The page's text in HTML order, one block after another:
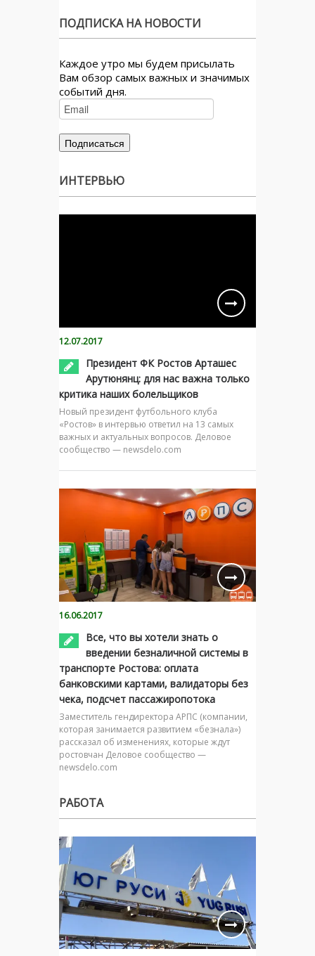
ПОДПИСКА НА НОВОСТИ
Каждое утро мы будем присылать
Вам обзор самых важных и значимых
событий дня.
ИНТЕРВЬЮ
12.07.2017
Президент ФК Ростов Арташес
Арутюнянц: для нас важна только
критика наших болельщиков
Новый президент футбольного клуба
«Ростов» в интервью ответил на 13 самых
важных и актуальных вопросов. Деловое
сообщество — newsdelo.com
16.06.2017
Все, что вы хотели знать о
введении безналичной системы в
транспорте Ростова: оплата
банковскими картами, валидаторы без
чека, подсчет пассажиропотока
Заместитель гендиректора АРПС (компании,
которая занимается развитием «безнала»)
рассказал об изменениях, которые ждут
ростовчан Деловое сообщество —
newsdelo.com
РАБОТА